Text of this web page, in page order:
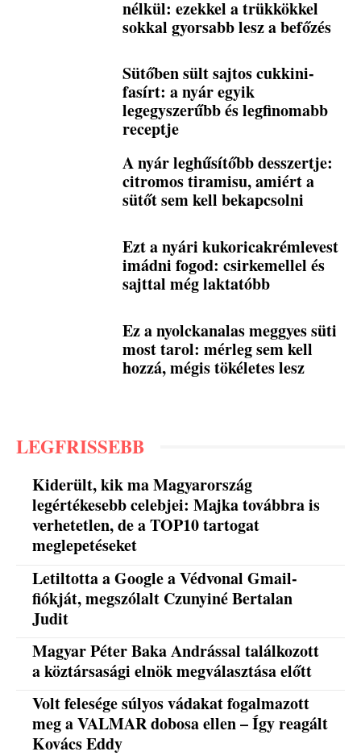
nélkül: ezekkel a trükkökkel
sokkal gyorsabb lesz a befőzés
Sütőben sült sajtos cukkini-
fasírt: a nyár egyik
legegyszerűbb és legfinomabb
receptje
A nyár leghűsítőbb desszertje:
citromos tiramisu, amiért a
sütőt sem kell bekapcsolni
Ezt a nyári kukoricakrémlevest
imádni fogod: csirkemellel és
sajttal még laktatóbb
Ez a nyolckanalas meggyes süti
most tarol: mérleg sem kell
hozzá, mégis tökéletes lesz
LEGFRISSEBB
Kiderült, kik ma Magyarország
legértékesebb celebjei: Majka továbbra is
verhetetlen, de a TOP10 tartogat
meglepetéseket
Letiltotta a Google a Védvonal Gmail-
fiókját, megszólalt Czunyiné Bertalan
Judit
Magyar Péter Baka Andrással találkozott
a köztársasági elnök megválasztása előtt
Volt felesége súlyos vádakat fogalmazott
meg a VALMAR dobosa ellen – Így reagált
Kovács Eddy